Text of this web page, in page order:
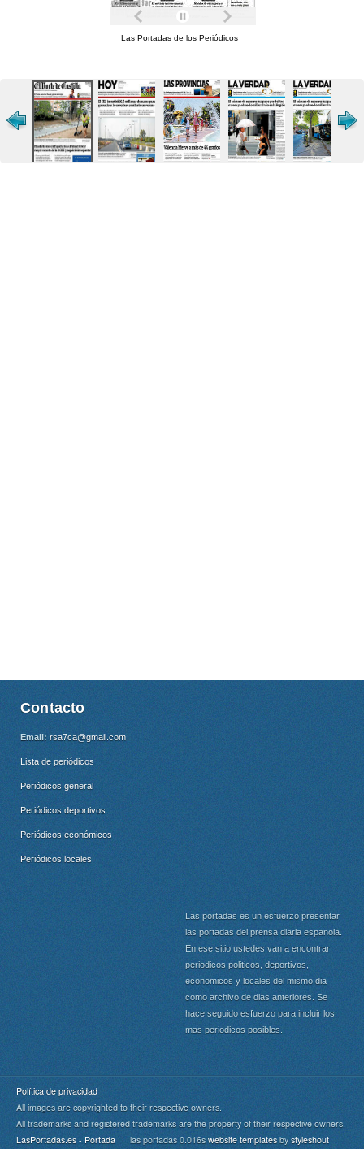
Las Portadas de los Periódicos
Contacto
Email: rsa7ca@gmail.com
Lista de periódicos
Periódicos general
Periódicos deportivos
Periódicos económicos
Periódicos locales
Las portadas es un esfuerzo presentar
las portadas del prensa diaria espanola.
En ese sitio ustedes van a encontrar
periodicos politicos, deportivos,
economicos y locales del mismo dia
como archivo de dias anteriores. Se
hace seguido esfuerzo para incluir los
mas periodicos posibles.
Política de privacidad
All images are copyrighted to their respective owners.
All trademarks and registered trademarks are the property of their respective owners.
LasPortadas.es - Portada las portadas 0.016s website templates by styleshout